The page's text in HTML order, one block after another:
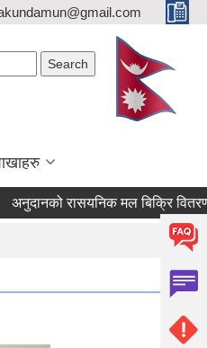
रासयनिक मल बिक्रि वितरण गर्न